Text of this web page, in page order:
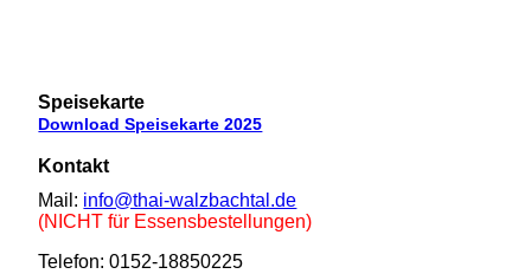
Speisekarte
Download Speisekarte 2025
Kontakt
Mail: info@thai-walzbachtal.de
(NICHT für Essensbestellungen)
Telefon: 0152-18850225